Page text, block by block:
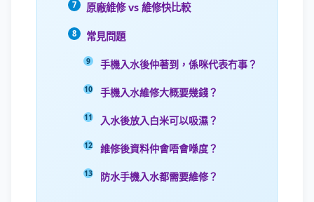
原廠維修 vs 維修快比較
常見問題
手機入水後仲著到，係咪代表冇事？
手機入水維修大概要幾錢？
入水後放入白米可以吸濕？
維修後資料仲會唔會喺度？
防水手機入水都需要維修？